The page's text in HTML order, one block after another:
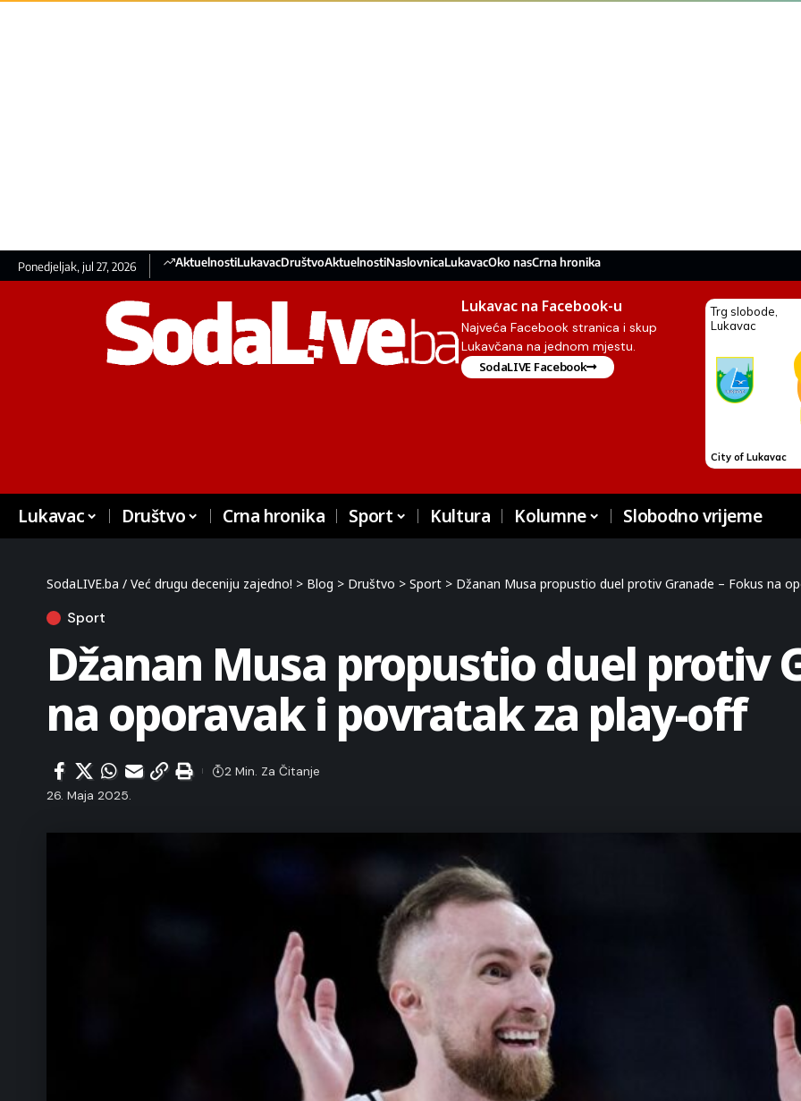
Ponedjeljak, jul 27, 2026 AktuelnostiLukavacDruštvoAktuelnostiNaslovnicaLukavacOko nasCrna hronika
Lukavac na Facebook-u
Najveća Facebook stranica i skup
Lukavčana na jednom mjestu.
SodaLIVE Facebook
Lukavac Društvo Crna hronika Sport Kultura Kolumne Slobodno vrijeme
SodaLIVE.ba / Već drugu deceniju zajedno! > Blog > Društvo > Sport > Džanan Musa propustio duel protiv Granade – Fokus na
Sport
Džanan Musa propustio duel protiv
na oporavak i povratak za play-off
26. Maja 2025.
2 Min. Za Čitanje